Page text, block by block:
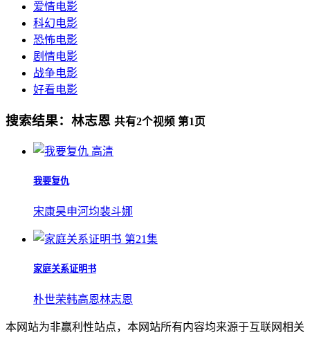
爱情电影
科幻电影
恐怖电影
剧情电影
战争电影
好看电影
搜索结果： 林志恩 共有2个视频 第1 页
高清
我要复仇
宋康昊申河均裴斗娜
第21集
家庭关系证明书
朴世荣韩高恩林志恩
本网站为非赢利性站点，本网站所有内容均来源于互联网相关